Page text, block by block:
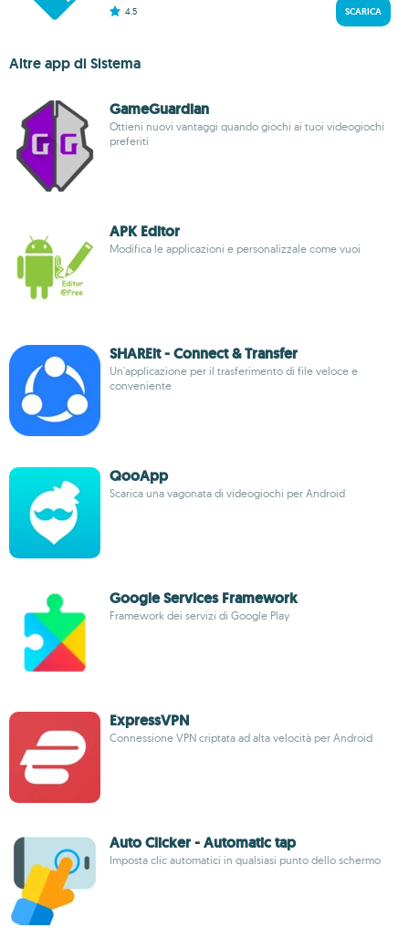
4.5 SCARICA
Altre app di Sistema
GameGuardian
Ottieni nuovi vantaggi quando giochi ai tuoi videogiochi
preferiti
APK Editor
Modifica le applicazioni e personalizzale come vuoi
SHAREit - Connect & Transfer
Un'applicazione per il trasferimento di file veloce e
conveniente
QooApp
Scarica una vagonata di videogiochi per Android
Google Services Framework
Framework dei servizi di Google Play
ExpressVPN
Connessione VPN criptata ad alta velocità per Android
Auto Clicker - Automatic tap
Imposta clic automatici in qualsiasi punto dello schermo